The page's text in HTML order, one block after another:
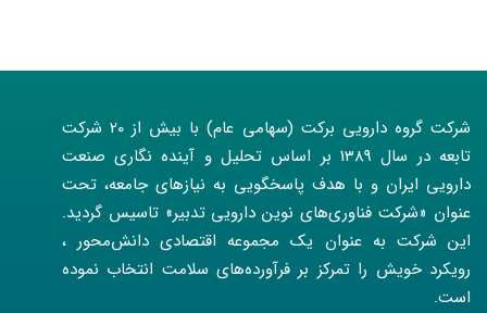
شرکت گروه دارویی برکت (سهامی عام) با بیش از 20 شرکت
تابعه در سال 1389 بر اساس تحلیل و آینده نگاری صنعت
دارویی ایران و با هدف پاسخگویی به نیازهای جامعه، تحت
عنوان «شرکت فناوری‌های نوین دارویی تدبیر» تاسیس گردید.
این شرکت به عنوان یک مجموعه اقتصادی دانش‌محور ،
رویکرد خویش را تمرکز بر فرآورده‌های سلامت انتخاب نموده
است.